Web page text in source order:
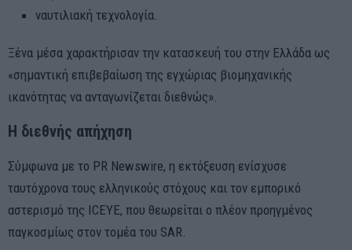
ναυτιλιακή τεχνολογία.
Ξένα μέσα χαρακτήρισαν την κατασκευή του στην Ελλάδα ως
«σημαντική επιβεβαίωση της εγχώριας βιομηχανικής
ικανότητας να ανταγωνίζεται διεθνώς».
Η διεθνής απήχηση
Σύμφωνα με το PR Newswire, η εκτόξευση ενίσχυσε
ταυτόχρονα τους ελληνικούς στόχους και τον εμπορικό
αστερισμό της ICEYE, που θεωρείται ο πλέον προηγμένος
παγκοσμίως στον τομέα του SAR.